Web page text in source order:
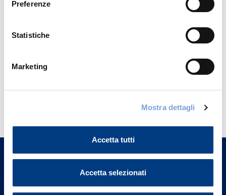
Preferenze
Statistiche
Marketing
Mostra dettagli
Accetta tutti
Accetta selezionati
un nostro Agente.